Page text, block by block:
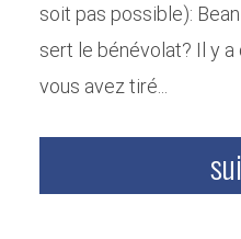
soit pas possible):
sert le bénévolat? Il y
vous avez tiré...